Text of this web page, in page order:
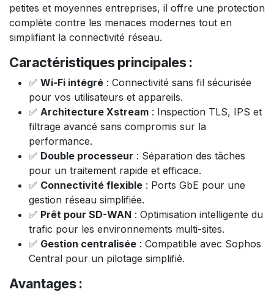
petites et moyennes entreprises, il offre une protection
complète contre les menaces modernes tout en
simplifiant la connectivité réseau.
Caractéristiques principales :
✅ Wi-Fi intégré : Connectivité sans fil sécurisée
pour vos utilisateurs et appareils.
✅ Architecture Xstream : Inspection TLS, IPS et
filtrage avancé sans compromis sur la
performance.
✅ Double processeur : Séparation des tâches
pour un traitement rapide et efficace.
✅ Connectivité flexible : Ports GbE pour une
gestion réseau simplifiée.
✅ Prêt pour SD-WAN : Optimisation intelligente du
trafic pour les environnements multi-sites.
✅ Gestion centralisée : Compatible avec Sophos
Central pour un pilotage simplifié.
Avantages :